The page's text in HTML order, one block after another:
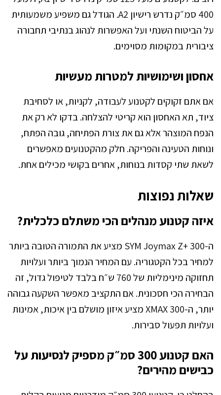
400 סמ״ק נדרש רישיון A2. הגודל גם משפיע משמעותית
על הביטוח השנתי ועל האפשרות לנהוג בנתיבי תחבורה
ציבורית במקומות מסוימים.
אחסון ושימושיות למטרות מעשיות
אם אתם זקוקים לקטנוע לעבודה, לקניות, או לסחיבת
ציוד, תא האחסון הוא קריטי להצלחה. בדקו לא רק את
הנפח המוצהר אלא גם את צורת הפתיחה, גובה הפתח,
ונוחות הטעינה והפריקה. חלק מהקטנועים מאפשרים
לשאת שתי קסדות בנוחות, אחרים בקושי מכילים אחת.
שאלות נפוצות
איזה קטנוע מנהלים הכי משתלם כלכלית?
ה-SYM Joymax Z+ 300 מציע את התמורה הטובה ביותר
למחיר בכל הקטגוריה. עם המחיר הנמוך ביותר ועלויות
תחזוקה מינימליות של 760 ש״ח בלבד לטיפול גדול, זה
הבחירה הכי חסכונית. אם התקציב מאפשר השקעה גבוהה
יותר, ה-XMAX 300 מציע איזון מושלם בין איכות, אמינות
ועלויות תפעול סבירות.
האם קטנוע 300 סמ״ק מספיק לנסיעות על
כבישים מהירים?